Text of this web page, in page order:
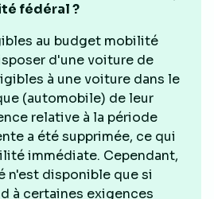
fédéral ?
au budget mobilité
d'une voiture de
à une voiture dans le
(automobile) de leur
relative à la période
a été supprimée, ce qui
immédiate. Cependant,
n'est disponible que si
à certaines exigences